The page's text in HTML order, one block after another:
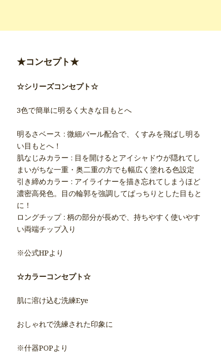
★コンセプト★
☆シリーズコンセプト☆
3色で簡単に明るく大きな目もとへ
明るさベース : 微細パール配合で、くすみを飛ばし明る
い目もとへ！
肌なじみカラー : 目を開けるとアイシャドウが隠れてし
まいがちな一重・奥二重の方でも幅広く塗れる色設定
引き締めカラー : アイライナーを描き忘れてしまうほど
濃密高発色。目の輪郭を強調してぱっちりとした目もと
に！
ロングチップ : 柄の部分が長めで、持ちやすく使いやす
い両端チップ入り
※公式HPより
☆カラーコンセプト☆
肌に溶け込む洗練Eye
おしゃれで洗練された印象に
※什器POPより